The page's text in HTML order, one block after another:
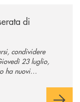
di
condividere
23 luglio,
ha nuovi